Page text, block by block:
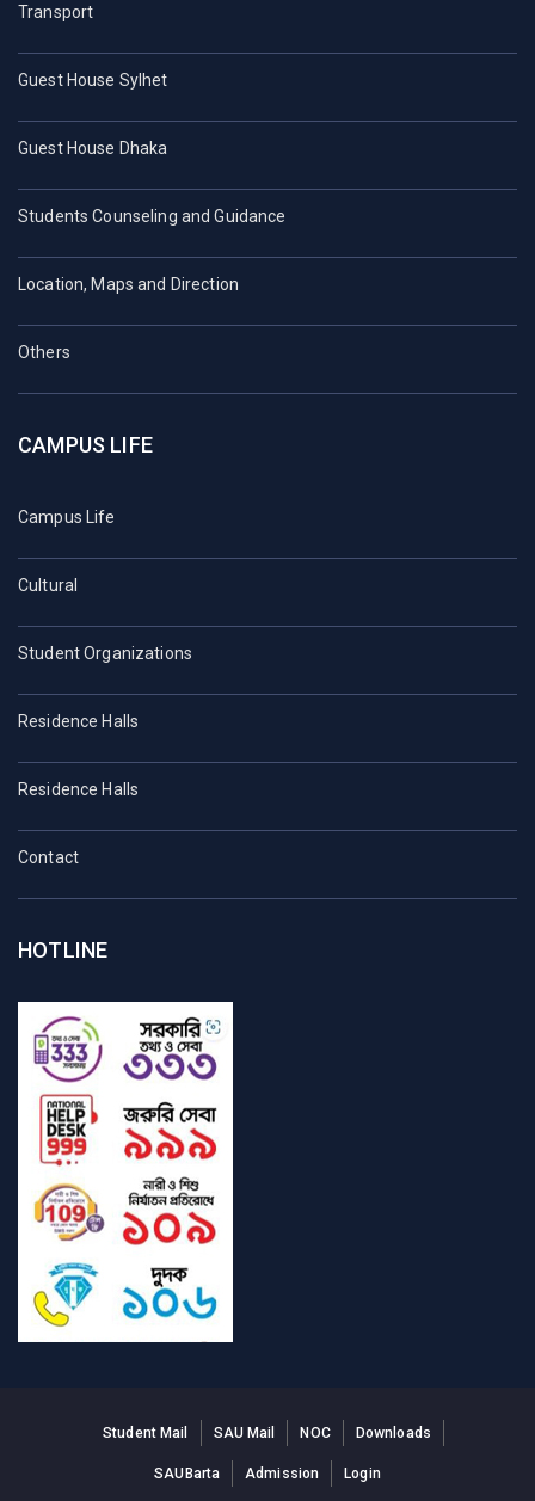
Transport
Guest House Sylhet
Guest House Dhaka
Students Counseling and Guidance
Location, Maps and Direction
Others
CAMPUS LIFE
Campus Life
Cultural
Student Organizations
Residence Halls
Residence Halls
Contact
HOTLINE
Student Mail SAU Mail NOC Downloads
SAUBarta Admission Login